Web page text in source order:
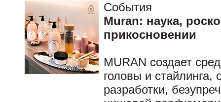
События
Muran: наука,
прикосновении
MURAN создает
головы и
разработки,